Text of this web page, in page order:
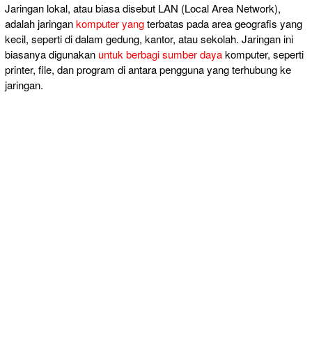
Jaringan lokal, atau biasa disebut LAN (Local Area Network),
adalah jaringankomputer yangterbatas pada area geografis yang
kecil, seperti di dalam gedung, kantor, atau sekolah. Jaringan ini
biasanya digunakan untuk berbagi sumber dayakomputer, seperti
printer, file, dan program di antara pengguna yang terhubung ke
jaringan.